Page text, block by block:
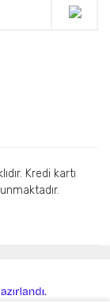
Kredi kartı